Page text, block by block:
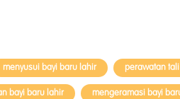
menyusui bayi baru lahir perawatan
bayi baru lahir mengeramasi bayi